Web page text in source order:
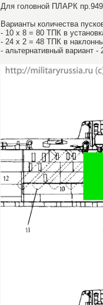
Для головной ПЛАРК
Варианты количества
- 10 х 8 = 80 ТПК в
- 24 х 2 = 48 ТПК в
- альтернативный вариант